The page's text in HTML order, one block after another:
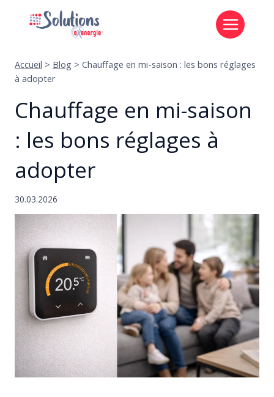
Accueil > Blog > Chauffage en mi-saison : les bons réglages
à adopter
Chauffage en mi-saison
: les bons réglages à
adopter
30.03.2026